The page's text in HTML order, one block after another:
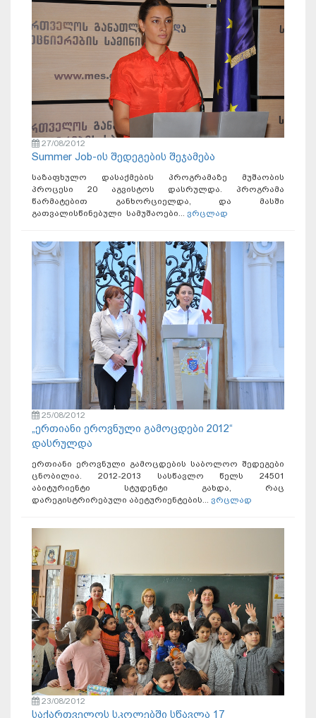
27/08/2012
Summer Job-ის შედეგების შეჯამება
საზაფხულო დასაქმების პროგრამაზე მუშაობის
პროცესი 20 აგვისტოს დასრულდა. პროგრამა
წარმატებით განხორციელდა, და მასში
გათვალისწინებული სამუშაოები... ვრცლად
25/08/2012
„ერთიანი ეროვნული გამოცდები 2012“
დასრულდა
ერთიანი ეროვნული გამოცდების საბოლოო შედეგები
ცნობილია. 2012-2013 სასწავლო წელს 24501
აბიტურიენტი სტუდენტი გახდა, რაც
დარეგისტრირებული აბეტურიენტების... ვრცლად
23/08/2012
საქართველოს სკოლებში სწავლა 17